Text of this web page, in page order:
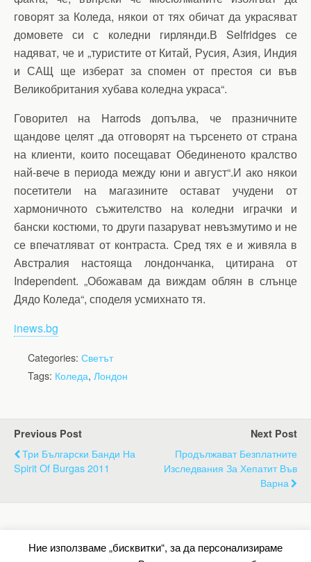
говорят за Коледа, някои от тях обичат да украсяват
домовете си с коледни гирлянди.В Selfridges се
надяват, че и „туристите от Китай, Русия, Азия, Индия
и САЩ ще изберат за спомен от престоя си във
Великобритания хубава коледна украса“.
Говорител на Harrods допълва, че празничните
щандове целят „да отговорят на търсенето от страна
на клиенти, които посещават Обединеното кралство
най-вече в периода между юни и август“.И ако някои
посетители на магазините остават учудени от
хармоничното съжителство на коледни играчки и
бански костюми, то други пазаруват невъзмутимо и не
се впечатляват от контраста. Сред тях е и живяла в
Австралия настояща лондончанка, цитирана от
Independent. „Обожавам да виждам облян в слънце
Дядо Коледа“, споделя усмихнато тя.
inews.bg
Categories: Светът
Tags: Коледа, Лондон
Previous Post
Три Български Банди На
Spirit Of Burgas 2011
Next Post
Продължават Безплатните
Изследвания За Хепатит Във
Варна
Back to top
Ние използваме „бисквитки“, за да персонализираме